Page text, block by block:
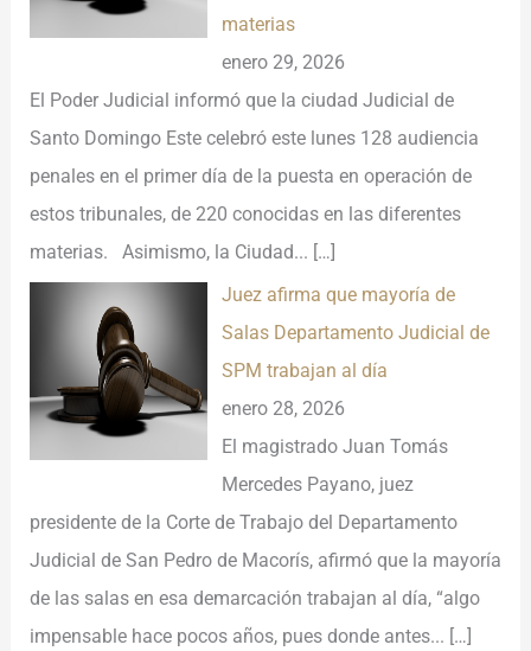
materias
enero 29, 2026
El Poder Judicial informó que la ciudad Judicial de
Santo Domingo Este celebró este lunes 128 audiencia
penales en el primer día de la puesta en operación de
estos tribunales, de 220 conocidas en las diferentes
materias. Asimismo, la Ciudad... […]
Juez afirma que mayoría de
Salas Departamento Judicial de
SPM trabajan al día
enero 28, 2026
El magistrado Juan Tomás
Mercedes Payano, juez
presidente de la Corte de Trabajo del Departamento
Judicial de San Pedro de Macorís, afirmó que la mayoría
de las salas en esa demarcación trabajan al día, “algo
impensable hace pocos años, pues donde antes... […]